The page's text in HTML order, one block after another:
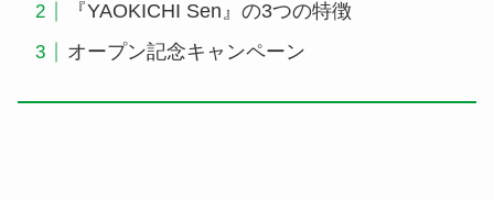
『YAOKICHI Sen』の3つの特徴
オープン記念キャンペーン